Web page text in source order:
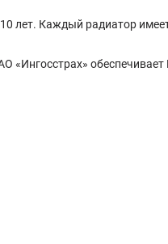
лет. Каждый радиатор